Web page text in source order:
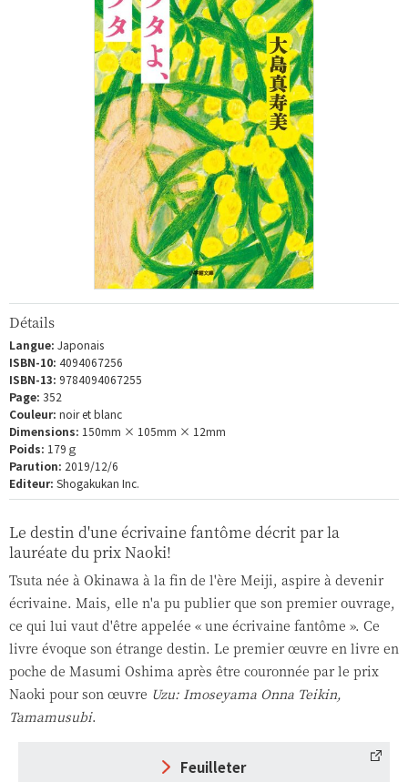
Détails
Langue: Japonais
ISBN-10: 4094067256
ISBN-13: 9784094067255
Page: 352
Couleur: noir et blanc
Dimensions: 150mm × 105mm × 12mm
Poids: 179ｇ
Parution: 2019/12/6
Editeur: Shogakukan Inc.
Le destin d'une écrivaine fantôme décrit par la
lauréate du prix Naoki!
Tsuta née à Okinawa à la fin de l'ère Meiji, aspire à devenir
écrivaine. Mais, elle n'a pu publier que son premier ouvrage,
ce qui lui vaut d'être appelée « une écrivaine fantôme ». Ce
livre évoque son étrange destin. Le premier œuvre en livre en
poche de Masumi Oshima après être couronnée par le prix
Naoki pour son œuvre Uzu: Imoseyama Onna Teikin,
Tamamusubi.
Feuilleter